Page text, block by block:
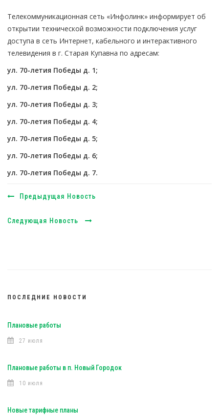
Телекоммуникационная сеть «Инфолинк» информирует об
открытии технической возможности подключения услуг
доступа в сеть Интернет, кабельного и интерактивного
телевидения в г. Старая Купавна по адресам:
ул. 70-летия Победы д. 1;
ул. 70-летия Победы д. 2;
ул. 70-летия Победы д. 3;
ул. 70-летия Победы д. 4;
ул. 70-летия Победы д. 5;
ул. 70-летия Победы д. 6;
ул. 70-летия Победы д. 7.
Предыдущая Новость
Следующая Новость
ПОСЛЕДНИЕ НОВОСТИ
Плановые работы
27 июля
Плановые работы в п. Новый Городок
10 июля
Новые тарифные планы